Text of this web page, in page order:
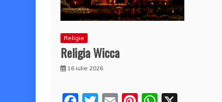
Religie
Religia Wicca
16 iulie 2026